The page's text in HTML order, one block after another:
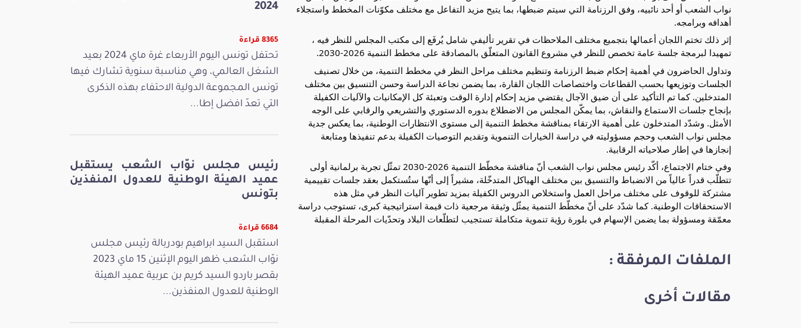
أهدافه وبرامجه.
تمهيدا لبرمجة جلسة عامة تخصص للنظر في مشروع القانون المتعلّق بالمصادقة على مخطط التنمية 2026-2030.
إنجازها في إطار صلاحياته الرقابية.
معمّقة ومسؤولة بما يضمن الإسهام في بلورة رؤية تنموية متكاملة تستجيب لتطلّعات البلاد وتحدّيات المرحلة المقبلة
الملفات المرفقة :
مقالات أخرى
2024
8365 قراءة
تحتفل تونس اليوم الأربعاء غرة ماي 2024 بعيد
الشغل العالمي، وهي مناسبة سنوية تشارك فيها
تونس المجموعة الدولية الاحتفاء بهذه الذكرى
التي تعدّ افضل إطا...
رئيس مجلس نوّاب الشعب يستقبل
عميد الهيئة الوطنية للعدول المنفذين
بتونس
6684 قراءة
استقبل السيد ابراهيم بودربالة رئيس مجلس
نوّاب الشعب ظهر اليوم الإثنين 15 ماي 2023
بقصر باردو السيد كريم بن عربية عميد الهيئة
الوطنية للعدول المنفذين...